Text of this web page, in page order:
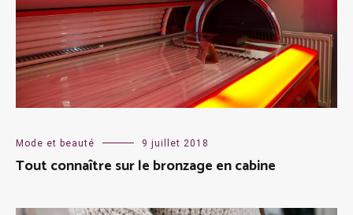
Mode et beauté 9 juillet 2018
Tout connaître sur le bronzage en cabine